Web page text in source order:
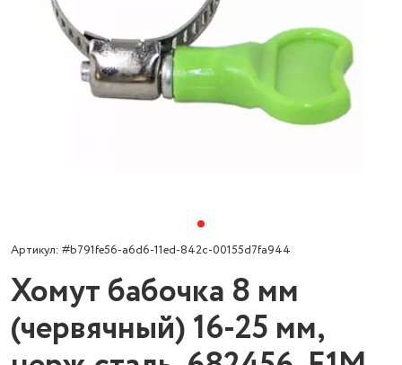
Артикул: #b791fe56-a6d6-11ed-842c-00155d7fa944
Хомут бабочка 8 мм
(червячный) 16-25 мм,